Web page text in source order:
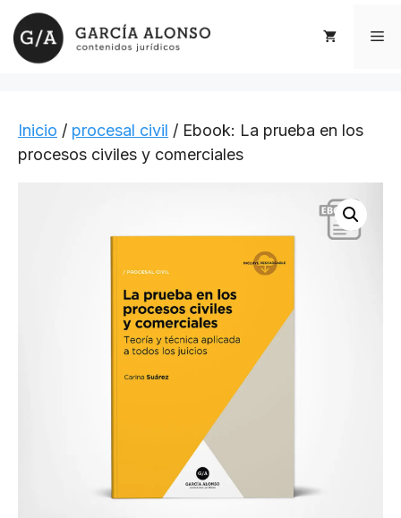
Saltar
contenido
Inicio / procesal civil / Ebook: La prueba en los
procesos civiles y comerciales